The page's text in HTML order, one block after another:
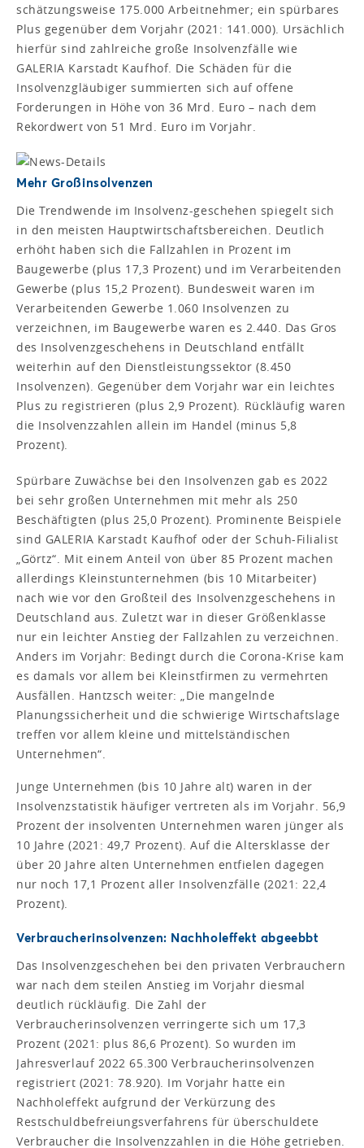
schätzungsweise 175.000 Arbeitnehmer; ein spürbares
Plus gegenüber dem Vorjahr (2021: 141.000). Ursächlich
hierfür sind zahlreiche große Insolvenzfälle wie
GALERIA Karstadt Kaufhof. Die Schäden für die
Insolvenzgläubiger summierten sich auf offene
Forderungen in Höhe von 36 Mrd. Euro – nach dem
Rekordwert von 51 Mrd. Euro im Vorjahr.
Mehr Großinsolvenzen
Die Trendwende im Insolvenz-geschehen spiegelt sich
in den meisten Hauptwirtschaftsbereichen. Deutlich
erhöht haben sich die Fallzahlen in Prozent im
Baugewerbe (plus 17,3 Prozent) und im Verarbeitenden
Gewerbe (plus 15,2 Prozent). Bundesweit waren im
Verarbeitenden Gewerbe 1.060 Insolvenzen zu
verzeichnen, im Baugewerbe waren es 2.440. Das Gros
des Insolvenzgeschehens in Deutschland entfällt
weiterhin auf den Dienstleistungssektor (8.450
Insolvenzen). Gegenüber dem Vorjahr war ein leichtes
Plus zu registrieren (plus 2,9 Prozent). Rückläufig waren
die Insolvenzzahlen allein im Handel (minus 5,8
Prozent).
Spürbare Zuwächse bei den Insolvenzen gab es 2022
bei sehr großen Unternehmen mit mehr als 250
Beschäftigten (plus 25,0 Prozent). Prominente Beispiele
sind GALERIA Karstadt Kaufhof oder der Schuh-Filialist
„Görtz“. Mit einem Anteil von über 85 Prozent machen
allerdings Kleinstunternehmen (bis 10 Mitarbeiter)
nach wie vor den Großteil des Insolvenzgeschehens in
Deutschland aus. Zuletzt war in dieser Größenklasse
nur ein leichter Anstieg der Fallzahlen zu verzeichnen.
Anders im Vorjahr: Bedingt durch die Corona-Krise kam
es damals vor allem bei Kleinstfirmen zu vermehrten
Ausfällen. Hantzsch weiter: „Die mangelnde
Planungssicherheit und die schwierige Wirtschaftslage
treffen vor allem kleine und mittelständischen
Unternehmen“.
Junge Unternehmen (bis 10 Jahre alt) waren in der
Insolvenzstatistik häufiger vertreten als im Vorjahr. 56,9
Prozent der insolventen Unternehmen waren jünger als
10 Jahre (2021: 49,7 Prozent). Auf die Altersklasse der
über 20 Jahre alten Unternehmen entfielen dagegen
nur noch 17,1 Prozent aller Insolvenzfälle (2021: 22,4
Prozent).
Verbraucherinsolvenzen: Nachholeffekt abgeebbt
Das Insolvenzgeschehen bei den privaten Verbrauchern
war nach dem steilen Anstieg im Vorjahr diesmal
deutlich rückläufig. Die Zahl der
Verbraucherinsolvenzen verringerte sich um 17,3
Prozent (2021: plus 86,6 Prozent). So wurden im
Jahresverlauf 2022 65.300 Verbraucherinsolvenzen
registriert (2021: 78.920). Im Vorjahr hatte ein
Nachholeffekt aufgrund der Verkürzung des
Restschuldbefreiungsverfahrens für überschuldete
Verbraucher die Insolvenzzahlen in die Höhe getrieben.